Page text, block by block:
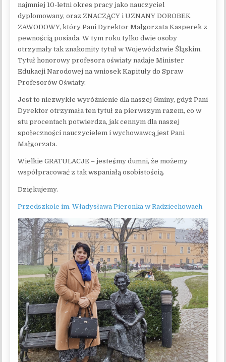
najmniej 10-letni okres pracy jako nauczyciel
dyplomowany, oraz ZNACZĄCY i UZNANY DOROBEK
ZAWODOWY, który Pani Dyrektor Małgorzata Kasperek z
pewnością posiada. W tym roku tylko dwie osoby
otrzymały tak znakomity tytuł w Województwie Śląskim.
Tytuł honorowy profesora oświaty nadaje Minister
Edukacji Narodowej na wniosek Kapituły do Spraw
Profesorów Oświaty.
Jest to niezwykłe wyróżnienie dla naszej Gminy, gdyż Pani
Dyrektor otrzymała ten tytuł za pierwszym razem, co w
stu procentach potwierdza, jak cennym dla naszej
społeczności nauczycielem i wychowawcą jest Pani
Małgorzata.
Wielkie GRATULACJE – jesteśmy dumni, że możemy
współpracować z tak wspaniałą osobistością.
Dziękujemy.
Przedszkole im. Władysława Pieronka w Radziechowach